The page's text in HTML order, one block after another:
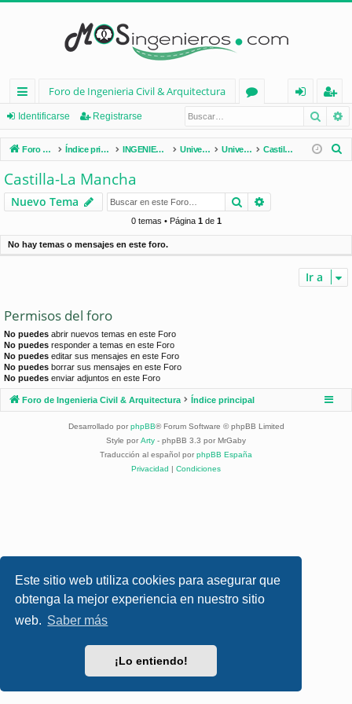
Este sitio web utiliza cookies para asegurar que
obtenga la mejor experiencia en nuestro sitio
web. Saber más
¡Lo entiendo!
nl
ac
es
rá
pi
d
Foro de Ingenieria Civil & Arquitectura
os
nt
ifi
e
eg
ist
ra
Identificarse Registrarse
Foro de Ingenieria Civil & Arquitectura Índice principal INGENIERÍA CIVIL (España) Universidades de España Universidades por Comunidades Castilla-La Mancha
r
Castilla-La Mancha
Nuevo Tema Buscar
0 temas • Página 1de 1
No hay temas o mensajes en este foro.
Ir a
Permisos del foro
No puedes abrir nuevos temas en este Foro
No puedes responder a temas en este Foro
No puedes editar sus mensajes en este Foro
No puedes borrar sus mensajes en este Foro
No puedes enviar adjuntos en este Foro
Foro de Ingenieria Civil & Arquitectura Índice principal
Desarrollado por phpBB® Forum Software © phpBB Limited
Style por Arty - phpBB 3.3 por MrGaby
Traducción al español por phpBB España
Privacidad | Condiciones